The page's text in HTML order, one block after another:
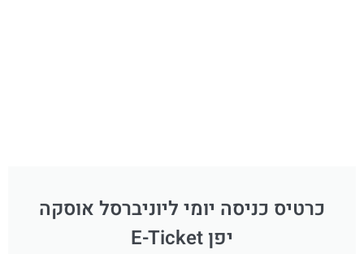
כרטיס כניסה יומי ליוניברסל אוסקה
יפן E-Ticket